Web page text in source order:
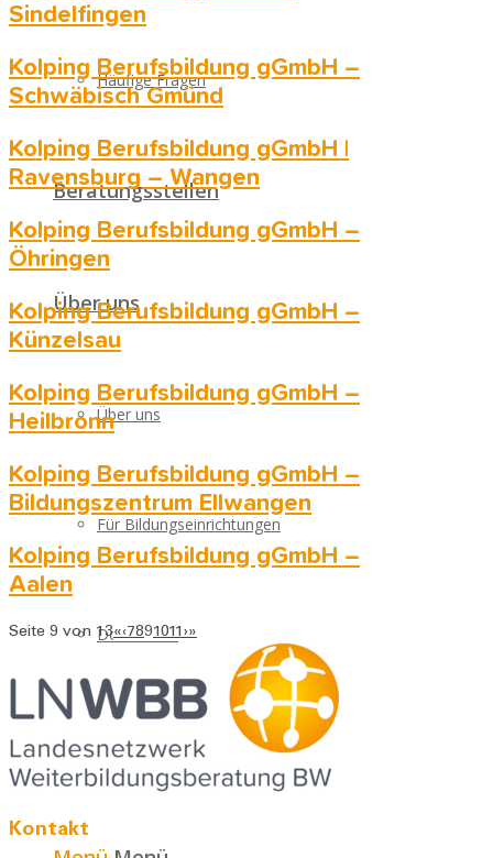
Häufige Fragen
Beratungsstellen
Über uns
Über uns
Für Bildungseinrichtungen
Downloads
Kontakt
Sindelfingen
Kolping Berufsbildung gGmbH –
Schwäbisch Gmünd
Kolping Berufsbildung gGmbH |
Ravensburg – Wangen
Kolping Berufsbildung gGmbH –
Öhringen
Kolping Berufsbildung gGmbH –
Künzelsau
Kolping Berufsbildung gGmbH –
Heilbronn
Kolping Berufsbildung gGmbH –
Bildungszentrum Ellwangen
Kolping Berufsbildung gGmbH –
Aalen
Seite 9 von 13«‹ 7891011 ›»
Kontakt